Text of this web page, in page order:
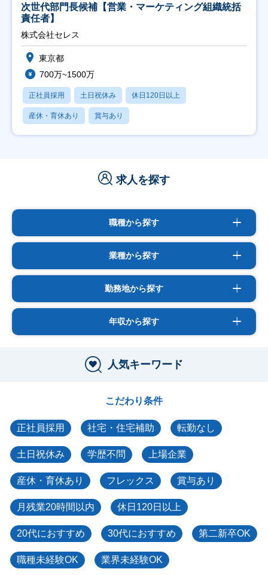
次世代部門長候補【営業・マーケティング組織統括
責任者】
株式会社セレス
東京都
700万~1500万
正社員採用 土日祝休み 休日120日以上
産休・育休あり 賞与あり
求人を探す
職種から探す
業種から探す
勤務地から探す
年収から探す
人気キーワード
こだわり条件
正社員採用 社宅・住宅補助 転勤なし
土日祝休み 学歴不問 上場企業
産休・育休あり フレックス 賞与あり
月残業20時間以内 休日120日以上
20代におすすめ 30代におすすめ 第二新卒OK
職種未経験OK 業界未経験OK